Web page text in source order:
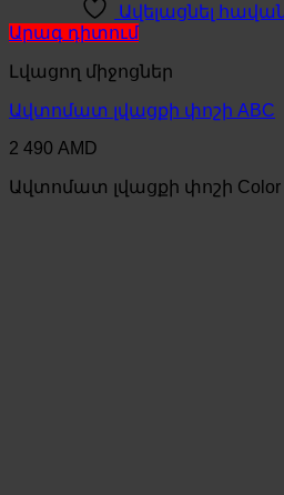
Ավելացնել
Արագ դիտում
Լվացող միջոցներ
Ավտոմատ լվացքի փոշի ABC
2 490 AMD
Ավտոմատ լվացքի փոշի Color